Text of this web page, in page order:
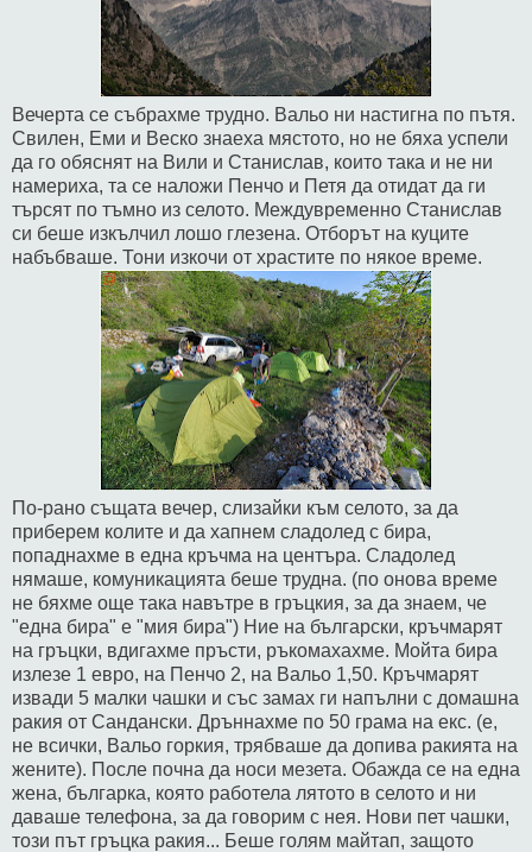
Вечерта се събрахме трудно. Вальо ни настигна по пътя.
Свилен, Еми и Веско знаеха мястото, но не бяха успели
да го обяснят на Вили и Станислав, които така и не ни
намериха, та се наложи Пенчо и Петя да отидат да ги
търсят по тъмно из селото. Междувременно Станислав
си беше изкълчил лошо глезена. Отборът на куците
набъбваше. Тони изкочи от храстите по някое време.
По-рано същата вечер, слизайки към селото, за да
приберем колите и да хапнем сладолед с бира,
попаднахме в една кръчма на центъра. Сладолед
нямаше, комуникацията беше трудна. (по онова време
не бяхме още така навътре в гръцкия, за да знаем, че
"една бира" е "мия бира") Ние на български, кръчмарят
на гръцки, вдигахме пръсти, ръкомахахме. Мойта бира
излезе 1 евро, на Пенчо 2, на Вальо 1,50. Кръчмарят
извади 5 малки чашки и със замах ги напълни с домашна
ракия от Сандански. Дръннахме по 50 грама на екс. (е,
не всички, Вальо горкия, трябваше да допива ракията на
жените). После почна да носи мезета. Обажда се на една
жена, българка, която работела лятото в селото и ни
даваше телефона, за да говорим с нея. Нови пет чашки,
този път гръцка ракия... Беше голям майтап, защото